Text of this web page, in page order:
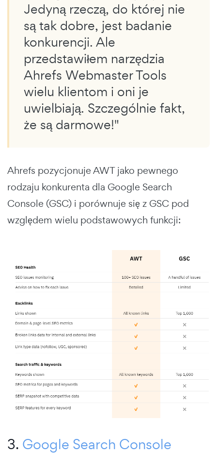
Jedyną rzeczą, do której nie
są tak dobre, jest badanie
konkurencji. Ale
przedstawiłem narzędzia
Ahrefs Webmaster Tools
wielu klientom i oni je
uwielbiają. Szczególnie fakt,
że są darmowe!"
Ahrefs pozycjonuje AWT jako pewnego
rodzaju konkurenta dla Google Search
Console (GSC) i porównuje się z GSC pod
względem wielu podstawowych funkcji:
3. Google Search Console